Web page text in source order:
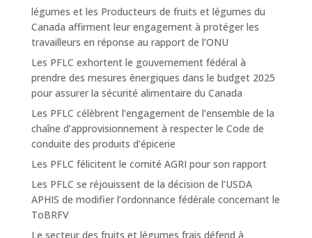
légumes et les Producteurs de fruits et légumes du
Canada affirment leur engagement à protéger les
travailleurs en réponse au rapport de l’ONU
Les PFLC exhortent le gouvernement fédéral à
prendre des mesures énergiques dans le budget 2025
pour assurer la sécurité alimentaire du Canada
Les PFLC célèbrent l’engagement de l’ensemble de la
chaîne d’approvisionnement à respecter le Code de
conduite des produits d’épicerie
Les PFLC félicitent le comité AGRI pour son rapport
Les PFLC se réjouissent de la décision de l’USDA
APHIS de modifier l’ordonnance fédérale concernant le
ToBRFV
Le secteur des fruits et légumes frais défend à